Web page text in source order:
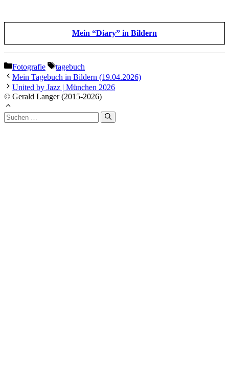
Mein “Diary” in Bildern
Kategorien
Fotografie Schlagwörter
tagebuch
Mein Tagebuch in Bildern (19.04.2026)
United by Jazz | München 2026
© Gerald Langer (2015-2026)
Suchen
nach: